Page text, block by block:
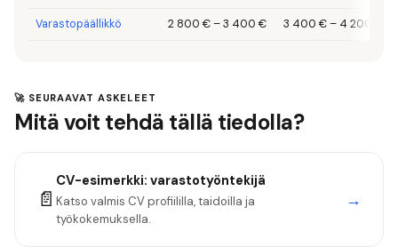
Varastopäällikkö 2 800 €–3 400 € 3 400 €– 4 200 €
🚀 SEURAAVAT ASKELEET
Mitä voit tehdä tällä tiedolla?
📄
CV-esimerkki: varastotyöntekijä
Katso valmis CV profiililla, taidoilla ja
työkokemuksella.
→